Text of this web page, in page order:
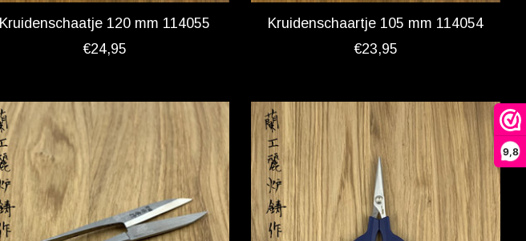
9,8
Kruidenschaatje 120 mm 114055
€24,95
Kruidenschaartje 105 mm 114054
€23,95